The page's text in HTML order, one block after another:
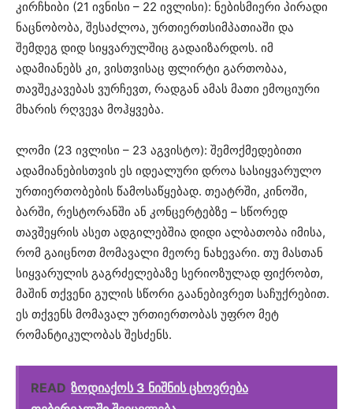
კირჩხიბი (21 ივნისი – 22 ივლისი): ნებისმიერი პირადი
ნაცნობობა, შესაძლოა, ურთიერთსიმპათიაში და
შემდეგ დიდ სიყვარულშიც გადაიზარდოს. იმ
ადამიანებს კი, ვისთვისაც ფლირტი გართობაა,
თავშეკავებას ვურჩევთ, რადგან ამას მათი ემოციური
მხარის რღვევა მოჰყვება.
ლომი (23 ივლისი – 23 აგვისტო): შემოქმედებითი
ადამიანებისთვის ეს იდეალური დროა სასიყვარულო
ურთიერთობების წამოსაწყებად. თეატრში, კინოში,
ბარში, რესტორანში ან კონცერტებზე – სწორედ
თავშეყრის ასეთ ადგილებშია დიდი ალბათობა იმისა,
რომ გაიცნოთ მომავალი მეორე ნახევარი. თუ მასთან
სიყვარულის გაგრძელებაზე სერიოზულად ფიქრობთ,
მაშინ თქვენი გულის სწორი გაანებივრეთ საჩუქრებით.
ეს თქვენს მომავალ ურთიერთობას უფრო მეტ
რომანტიკულობას შესძენს.
READ ზოდიაქოს 3 ნიშნის ცხოვრება